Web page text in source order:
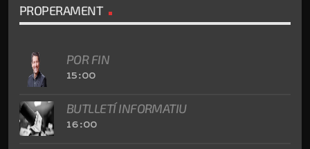
PROPERAMENT
POR FIN
15:00
BUTLLETÍ INFORMATIU
16:00